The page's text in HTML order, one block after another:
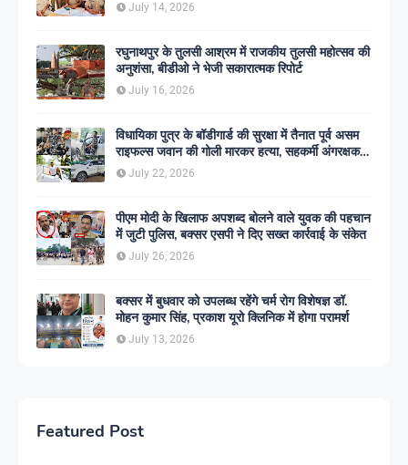
July 14, 2026
रघुनाथपुर के तुलसी आश्रम में राजकीय तुलसी महोत्सव की
अनुशंसा, बीडीओ ने भेजी सकारात्मक रिपोर्ट
July 16, 2026
विधायिका पुत्र के बॉडीगार्ड की सुरक्षा में तैनात पूर्व असम
राइफल्स जवान की गोली मारकर हत्या, सहकर्मी अंगरक्षक
गिरफ्तार
July 22, 2026
पीएम मोदी के खिलाफ अपशब्द बोलने वाले युवक की पहचान
में जुटी पुलिस, बक्सर एसपी ने दिए सख्त कार्रवाई के संकेत
July 26, 2026
बक्सर में बुधवार को उपलब्ध रहेंगे चर्म रोग विशेषज्ञ डॉ.
मोहन कुमार सिंह, प्रकाश यूरो क्लिनिक में होगा परामर्श
July 13, 2026
Featured Post